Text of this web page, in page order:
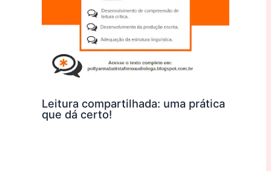
Leitura compartilhada: uma prática
que dá certo!